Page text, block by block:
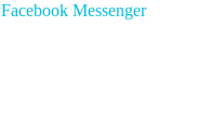
Facebook Messenger